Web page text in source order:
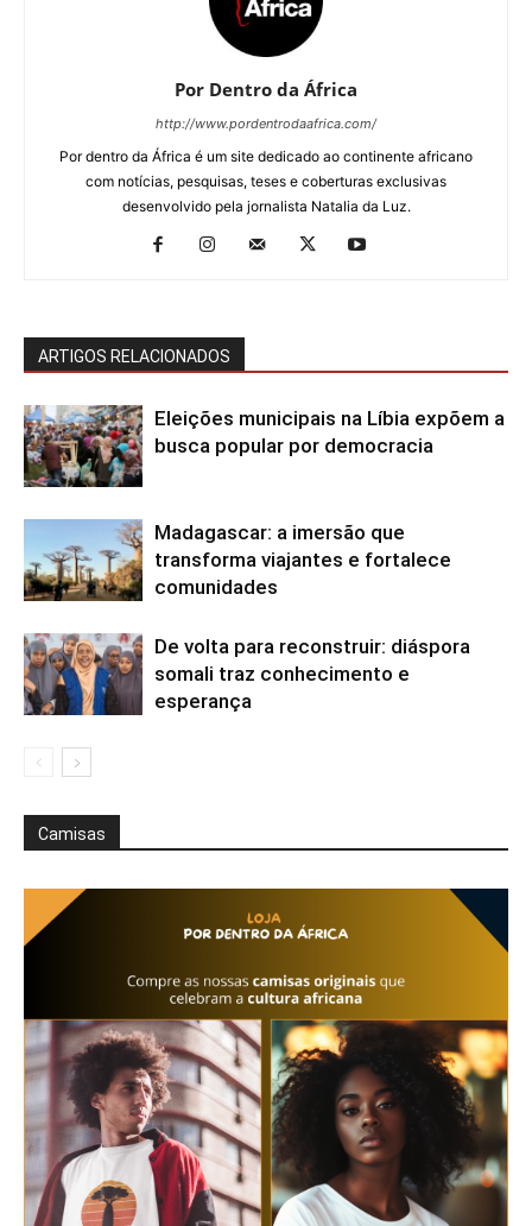
Por Dentro da África
http://www.pordentrodaafrica.com/
Por dentro da África é um site dedicado ao continente africano
com notícias, pesquisas, teses e coberturas exclusivas
desenvolvido pela jornalista Natalia da Luz.
ARTIGOS RELACIONADOS
Eleições municipais na Líbia expõem a
busca popular por democracia
Madagascar: a imersão que
transforma viajantes e fortalece
comunidades
De volta para reconstruir: diáspora
somali traz conhecimento e
esperança
Camisas